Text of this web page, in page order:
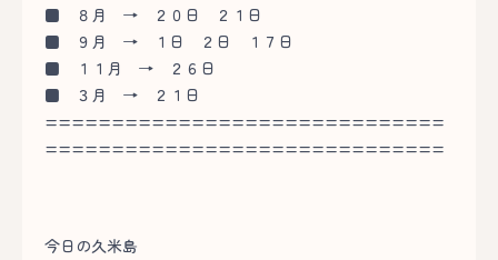
■ ８月 → ２０日 ２１日
■ ９月 → １日 ２日 １７日
■ １１月 → ２６日
■ ３月 → ２１日
==============================
==============================
今日の久米島